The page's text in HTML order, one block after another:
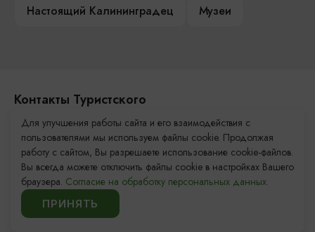
Настоящий Калининградец
Музеи
Контакты Туристского
информационного центра
+7 (4012) 555-200
8 (800) 200-55-39
info@visit-kaliningrad.ru
Для улучшения работы сайта и его взаимодействия с
пользователями мы используем файлы cookie. Продолжая
работу с сайтом, Вы разрешаете использование cookie-файлов.
Вы всегда можете отключить файлы cookie в настройках Вашего
браузера. Согласие на обработку персональных данных.
ПРИНЯТЬ